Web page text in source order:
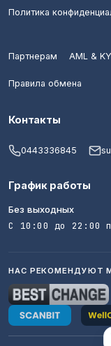
Политика
Партнерам AML &
Правила обмена
Контакты
0443336845
График работы
Без выходных
С 10:00 до 22:00
НАС РЕКОМЕНДУЮТ